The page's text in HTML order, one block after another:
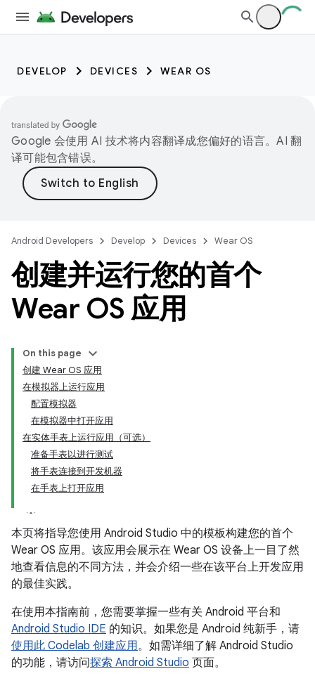
DEVELOP DEVICES WEAR OS
Google 会使用 AI 技术将内容翻译成您偏好的语言。AI 翻
译可能包含错误。
Android Developers Develop Devices Wear OS
创建并运行您的首个
Wear OS 应用
On this page
创建 Wear OS 应用
在模拟器上运行应用
配置模拟器
在模拟器中打开应用
在实体手表上运行应用（可选）
准备手表以进行测试
将手表连接到开发机器
在手表上打开应用
本页将指导您使用 Android Studio 中的模板构建您的首个
Wear OS 应用。该应用会展示在 Wear OS 设备上一目了然
地查看信息的不同方法，并会介绍一些在该平台上开发应用
的最佳实践。
在使用本指南前，您需要掌握一些有关 Android 平台和
Android Studio IDE 的知识。如果您是 Android 纯新手，请
使用此 Codelab 创建应用。如需详细了解 Android Studio
的功能，请访问探索 Android Studio 页面。